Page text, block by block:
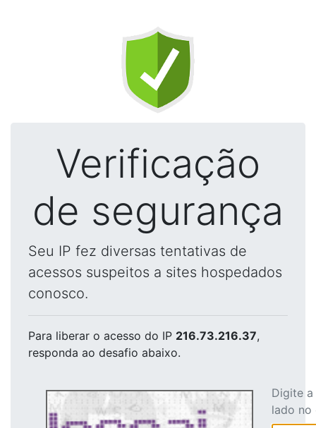
Verificação
de segurança
Seu IP fez diversas tentativas de
acessos suspeitos a sites hospedados
conosco.
Para liberar o acesso do IP 216.73.216.37,
responda ao desafio abaixo.
Digite
lado no